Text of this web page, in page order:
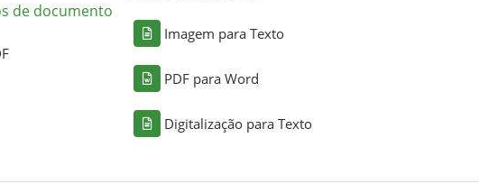
de documento
Imagem para Texto
PDF para Word
Digitalização para Texto